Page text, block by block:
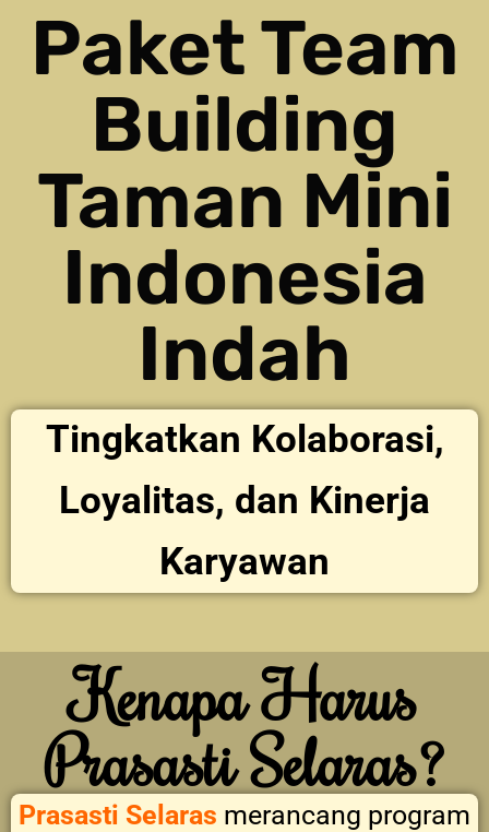
Paket Team
Building
Taman Mini
Indonesia
Indah
Tingkatkan Kolaborasi,
Loyalitas, dan Kinerja
Karyawan
Kenapa Harus
Prasasti Selaras?
Prasasti Selaras merancang program